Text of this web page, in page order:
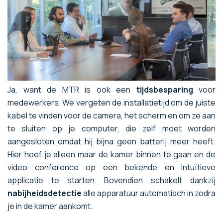
Ja, want de MTR is ook een tijdsbesparing voor
medewerkers. We vergeten de installatietijd om de juiste
kabel te vinden voor de camera, het scherm en om ze aan
te sluiten op je computer, die zelf moet worden
aangesloten omdat hij bijna geen batterij meer heeft.
Hier hoef je alleen maar de kamer binnen te gaan en de
video conference op een bekende en intuïtieve
applicatie te starten. Bovendien schakelt dankzij
nabijheidsdetectiealle apparatuur automatisch in zodra
je in de kamer aankomt.